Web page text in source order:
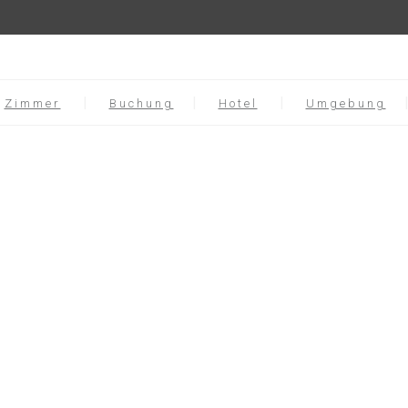
Zimmer Buchung Hotel Umgebung